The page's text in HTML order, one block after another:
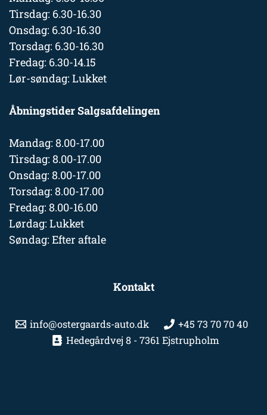
Tirsdag: 6.30-16.30
Onsdag: 6.30-16.30
Torsdag: 6.30-16.30
Fredag: 6.30-14.15
Lør-søndag: Lukket
Åbningstider Salgsafdelingen
Mandag: 8.00-17.00
Tirsdag: 8.00-17.00
Onsdag: 8.00-17.00
Torsdag: 8.00-17.00
Fredag: 8.00-16.00
Lørdag: Lukket
Søndag: Efter aftale
Kontakt
info@ostergaards-auto.dk
+45 73 70 70 40
Hedegårdvej 8 - 7361 Ejstrupholm